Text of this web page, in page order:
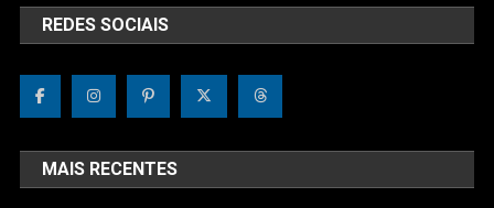
REDES SOCIAIS
MAIS RECENTES